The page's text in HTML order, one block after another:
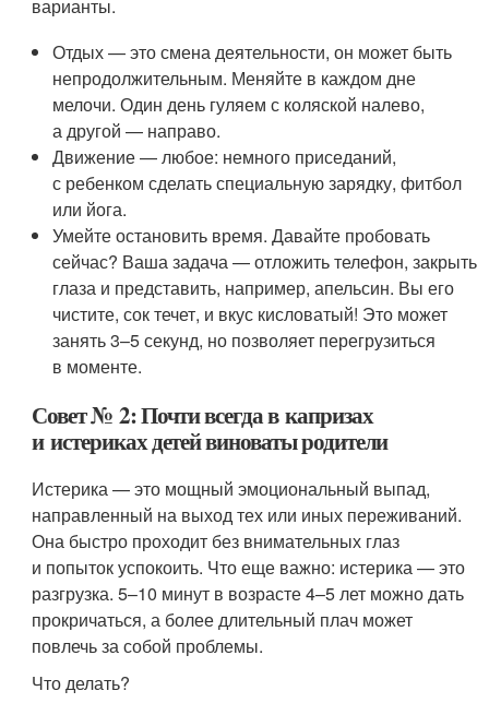
варианты.
Отдых — это смена деятельности, он может быть
непродолжительным. Меняйте в каждом дне
мелочи. Один день гуляем с коляской налево,
а другой — направо.
Движение — любое: немного приседаний,
с ребенком сделать специальную зарядку, фитбол
или йога.
Умейте остановить время. Давайте пробовать
сейчас? Ваша задача — отложить телефон, закрыть
глаза и представить, например, апельсин. Вы его
чистите, сок течет, и вкус кисловатый! Это может
занять 3–5 секунд, но позволяет перегрузиться
в моменте.
Совет № 2: Почти всегда в капризах
и истериках детей виноваты родители
Истерика — это мощный эмоциональный выпад,
направленный на выход тех или иных переживаний.
Она быстро проходит без внимательных глаз
и попыток успокоить. Что еще важно: истерика — это
разгрузка. 5–10 минут в возрасте 4–5 лет можно дать
прокричаться, а более длительный плач может
повлечь за собой проблемы.
Что делать?